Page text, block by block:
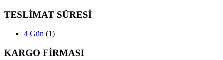
TESLİMAT SÜRESİ
4 Gün (1)
KARGO FİRMASI